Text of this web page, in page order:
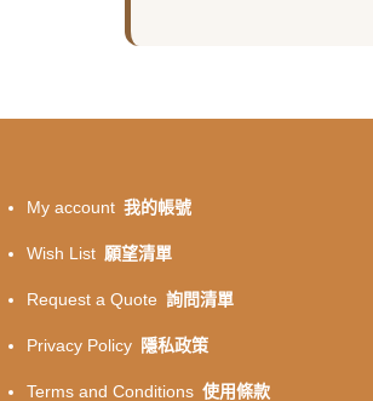
My account 我的帳號
Wish List 願望清單
Request a Quote 詢問清單
Privacy Policy 隱私政策
Terms and Conditions 使用條款